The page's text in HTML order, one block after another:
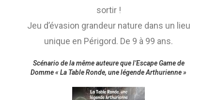
sortir !
Jeu d’évasion grandeur nature dans un lieu
unique en Périgord. De 9 à 99 ans.
Scénario de la même auteure que l’Escape Game de
Domme « La Table Ronde, une légende Arthurienne »